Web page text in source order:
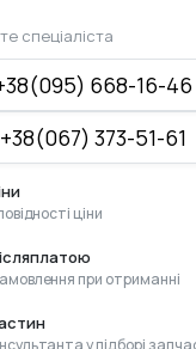
спеціаліста
668-16-46
+38(067) 373-51-61
ціни
при отриманні
у підборі